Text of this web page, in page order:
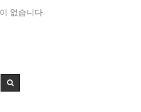
없습니다.